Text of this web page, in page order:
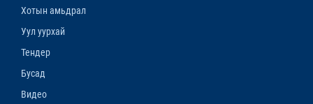
Хотын амьдрал
Уул уурхай
Тендер
Бусад
Видео